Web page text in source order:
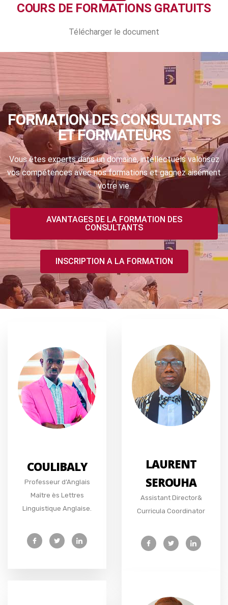
COURS DE FORMATIONS GRATUITS
Télécharger le document
FORMATION DES CONSULTANTS
ET FORMATEURS
Vous êtes experts dans un domaine, intellectuels valorisez
vos compétences avec nos formations et gagnez aisément
votre vie.
AVANTAGES DE LA FORMATION DES
CONSULTANTS
INSCRIPTION A LA FORMATION
COULIBALY
Professeur d’Anglais
Maître ès Lettres
Linguistique Anglaise.
LAURENT
SEROUHA
Assistant Director&
Curricula Coordinator